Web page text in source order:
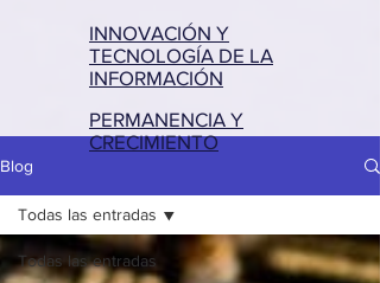
Blog
Todas las entradas
Todas las entradas
INNOVACIÓN Y
TECNOLOGÍA DE LA
INFORMACIÓN
PERMANENCIA Y
CRECIMIENTO